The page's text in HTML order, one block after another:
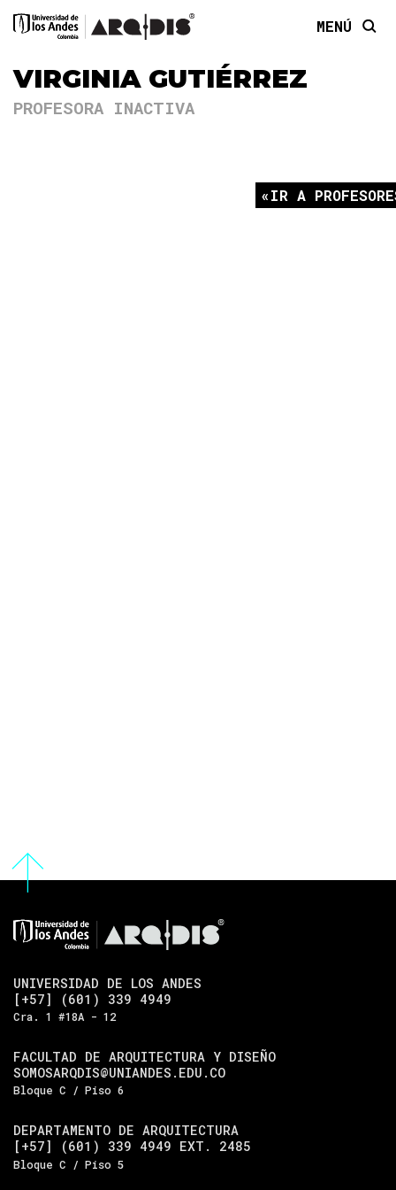
MENÚ
VIRGINIA GUTIÉRREZ
PROFESORA INACTIVA
IR A
UNIVERSIDAD DE LOS ANDES
[+57] (601) 339 4949
Cra. 1 #18A - 12
FACULTAD DE ARQUITECTURA Y DISEÑO
SOMOSARQDIS@UNIANDES.EDU.CO
Bloque C / Piso 6
DEPARTAMENTO DE ARQUITECTURA
[+57] (601) 339 4949 EXT. 2485
Bloque C / Piso 5